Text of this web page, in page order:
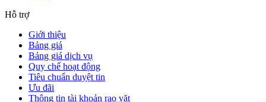
Hỗ trợ
Giới thiệu
Bảng giá
Bảng giá dịch vụ
Quy chế hoạt động
Tiêu chuẩn duyệt tin
Ưu đãi
Thông tin tài khoản rao vặt